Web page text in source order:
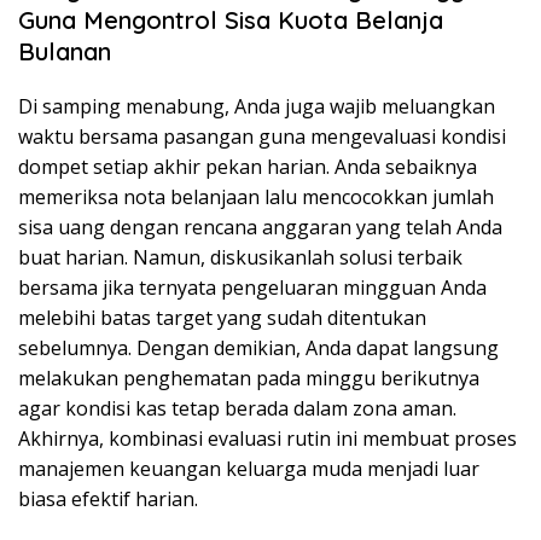
Guna Mengontrol Sisa Kuota Belanja
Bulanan
Di samping menabung, Anda juga wajib meluangkan
waktu bersama pasangan guna mengevaluasi kondisi
dompet setiap akhir pekan harian. Anda sebaiknya
memeriksa nota belanjaan lalu mencocokkan jumlah
sisa uang dengan rencana anggaran yang telah Anda
buat harian. Namun, diskusikanlah solusi terbaik
bersama jika ternyata pengeluaran mingguan Anda
melebihi batas target yang sudah ditentukan
sebelumnya. Dengan demikian, Anda dapat langsung
melakukan penghematan pada minggu berikutnya
agar kondisi kas tetap berada dalam zona aman.
Akhirnya, kombinasi evaluasi rutin ini membuat proses
manajemen keuangan keluarga muda menjadi luar
biasa efektif harian.